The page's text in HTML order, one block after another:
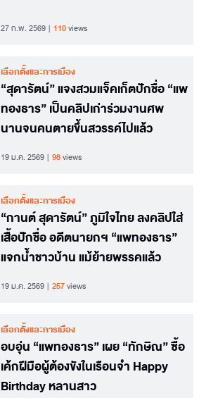
27 ก.พ. 2569 110views
เลือกตั้งและการเมือง
“สุดารัตน์” แจงสวมแจ็คเก็ตปักชื่อ “แพ
ทองธาร” เป็นคลิปเก่าร่วมงานศพ
นานจนคนตายขึ้นสวรรค์ไปแล้ว
19 ม.ค. 2569 98views
เลือกตั้งและการเมือง
“กานต์ สุดารัตน์” ภูมิใจไทย ลงคลิปใส่
เสื้อปักชื่อ อดีตนายกฯ “แพทองธาร”
แจกน้ำชาวบ้าน แม้ย้ายพรรคแล้ว
19 ม.ค. 2569 257views
เลือกตั้งและการเมือง
อบอุ่น “แพทองธาร” เผย “ทักษิณ” ซื้อ
เค้กฝีมือผู้ต้องขังในเรือนจำ Happy
Birthday หลานสาว